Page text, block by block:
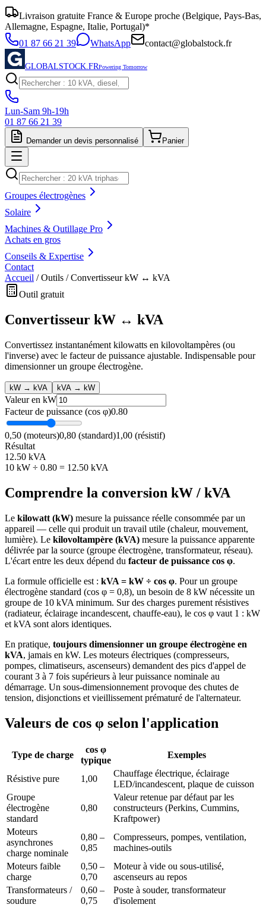
Livraison gratuite France & Europe proche (Belgique, Pays-Bas,
Allemagne, Espagne, Italie, Portugal)*
01 87 66 21 39
WhatsApp contact@globalstock.fr
GLOBALSTOCK.FRPowering Tomorrow
Lun-Sam 9h-19h
01 87 66 21 39
Demander un devis personnalisé Panier
Groupes électrogènes
Solaire
Machines & Outillage Pro
Achats en gros
Conseils & Expertise
Contact
Accueil /Outils / Convertisseur kW ↔ kVA
Outil gratuit
Convertisseur kW ↔ kVA
Convertissez instantanément kilowatts en kilovoltampères (ou
l'inverse) avec le facteur de puissance ajustable. Indispensable pour
dimensionner un groupe électrogène.
kW → kVA kVA → kW
Valeur en kW
Facteur de puissance (cos φ)0.80
0,50 (moteurs)0,80 (standard)1,00 (résistif)
Résultat
12.50 kVA
10 kW ÷ 0.80 = 12.50 kVA
Comprendre la conversion kW / kVA
Le kilowatt (kW) mesure la puissance réelle consommée par un
appareil — celle qui produit un travail utile (chaleur, mouvement,
lumière). Le kilovoltampère (kVA) mesure la puissance apparente
délivrée par la source (groupe électrogène, transformateur, réseau).
L'écart entre les deux dépend du facteur de puissance cos φ.
La formule officielle est : kVA = kW ÷ cos φ. Pour un groupe
électrogène standard (cos φ = 0,8), un besoin de 8 kW nécessite un
groupe de 10 kVA minimum. Sur des charges purement résistives
(radiateur, éclairage incandescent, chauffe-eau), le cos φ vaut 1 : kW
et kVA sont alors identiques.
En pratique, toujours dimensionner un groupe électrogène en
kVA, jamais en kW. Les moteurs électriques (compresseurs,
pompes, climatiseurs, ascenseurs) demandent des pics d'appel de
courant 3 à 7 fois supérieurs à leur puissance nominale au
démarrage. Un sous-dimensionnement provoque des chutes de
tension, disjonctions et vieillissement prématuré de l'alternateur.
Valeurs de cos φ selon l'application
Type de charge
cos φ
typique
Exemples
Résistive pure 1,00
Chauffage électrique, éclairage
LED/incandescent, plaque de cuisson
Groupe
électrogène
standard
0,80
Valeur retenue par défaut par les
constructeurs (Perkins, Cummins,
Kraftpower)
Moteurs
asynchrones
charge nominale
0,80 –
0,85
Compresseurs, pompes, ventilation,
machines-outils
Moteurs faible
charge
0,50 –
0,70
Moteur à vide ou sous-utilisé,
ascenseurs au repos
Transformateurs /
soudure
0,60 –
0,75
Poste à souder, transformateur
d'isolement